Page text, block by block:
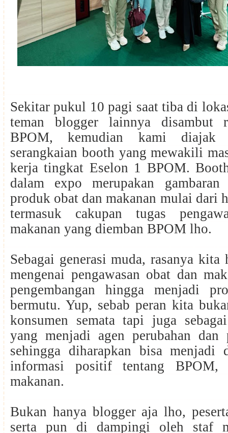
Sekitar pukul 10 pagi saat tiba di
teman blogger lainnya disambut
BPOM, kemudian kami diajak
serangkaian booth yang mewakili
kerja tingkat Eselon 1 BPOM.
dalam expo merupakan
produk obat dan makanan mulai dari
termasuk cakupan tugas
makanan yang diemban BPOM lho.
Sebagai generasi muda, rasanya kita
mengenai pengawasan obat dan
pengembangan hingga menjadi
bermutu. Yup, sebab peran kita
konsumen semata tapi juga
yang menjadi agen perubahan dan
sehingga diharapkan bisa menjadi
informasi positif tentang
makanan.
Bukan hanya blogger aja lho,
serta pun di dampingi oleh staf